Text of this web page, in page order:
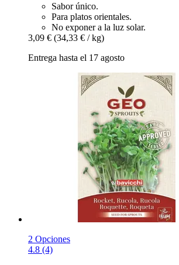
Sabor único.
Para platos orientales.
No exponer a la luz solar.
3,09 € (34,33 € / kg)
Entrega hasta el 17 agosto
2 Opciones
4.8 (4)